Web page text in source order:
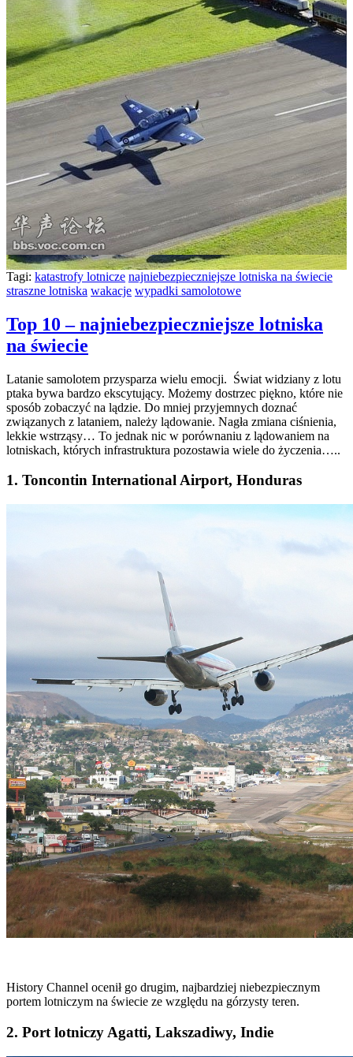
Tagi: katastrofy lotnicze najniebezpieczniejsze lotniska na świecie
straszne lotniska wakacje wypadki samolotowe
Top 10 – najniebezpieczniejsze lotniska
na świecie
Latanie samolotem przysparza wielu emocji. Świat widziany z lotu
ptaka bywa bardzo ekscytujący. Możemy dostrzec piękno, które nie
sposób zobaczyć na lądzie. Do mniej przyjemnych doznać
związanych z lataniem, należy lądowanie. Nagła zmiana ciśnienia,
lekkie wstrząsy… To jednak nic w porównaniu z lądowaniem na
lotniskach, których infrastruktura pozostawia wiele do życzenia…..
1. Toncontin International Airport, Honduras
History Channel ocenił go drugim, najbardziej niebezpiecznym
portem lotniczym na świecie ze względu na górzysty teren.
2. Port lotniczy Agatti, Lakszadiwy, Indie